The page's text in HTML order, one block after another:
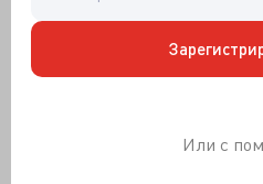
Или с
исследование идет в
Италии, Швеции, Чили и
день это наиболее
партнеры которых